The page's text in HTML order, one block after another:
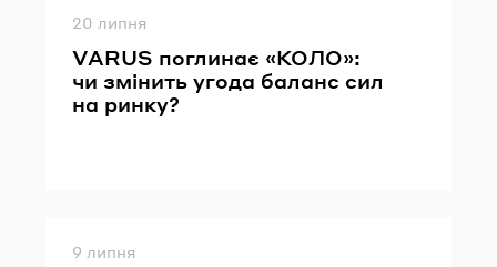
Опубліковано
20 липня
VARUS по­гли­нає «КОЛО»:
чи змі­нить угода ба­ланс сил
на ринку?
Опубліковано
9 липня